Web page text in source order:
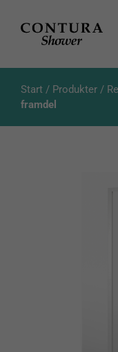
innehållet
Kataloger
Start/ Produkter/
framdel